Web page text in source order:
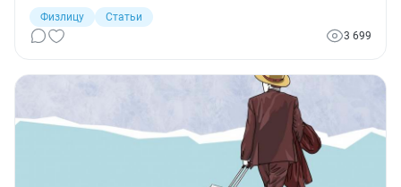
о том, какие сведения составляют гостайну, какие
законы регулируют их охрану, какая ответственность
предусмотрена за утечку и как избежать ошибок,
Физлицу
Статьи
3 699